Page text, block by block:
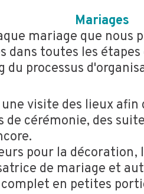
Mariages
mariage que
dans toutes les
processus
visite des lieux afin
cérémonie, des
pour la
de mariage et
en petites